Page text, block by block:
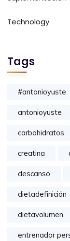
Technology
Tags
#antonioyuste
antonioyuste
carbohidratos
creatina
descanso
dietadefinición
dietavolumen
entrenador